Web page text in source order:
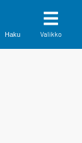
Haku Valikko